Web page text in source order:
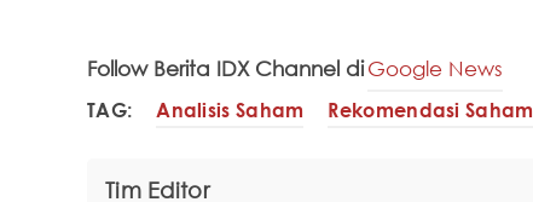
Follow Berita IDX Channel diGoogle News
TAG: Analisis Saham Rekomendasi Saham
Tim Editor